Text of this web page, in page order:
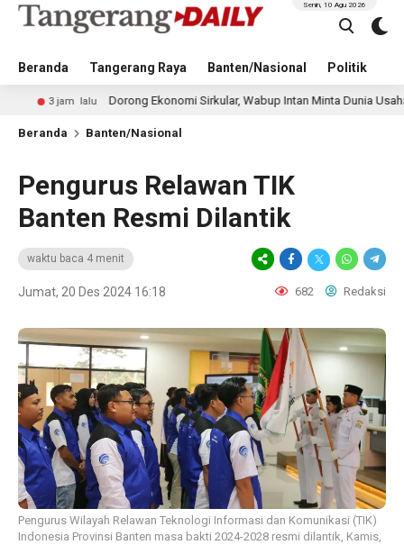
Beranda Tangerang Raya Banten/Nasional Politik
Senin, 10 Agu 2026
Dorong Ekonomi Sirkular, Wabup Intan Minta Dunia Usaha Terapkan
Beranda Banten/Nasional
Pengurus Relawan TIK
Banten Resmi Dilantik
waktu baca 4 menit
Jumat, 20 Des 2024 16:18 682 Redaksi
Pengurus Wilayah Relawan Teknologi Informasi dan Komunikasi (TIK)
Indonesia Provinsi Banten masa bakti 2024-2028 resmi dilantik, Kamis,